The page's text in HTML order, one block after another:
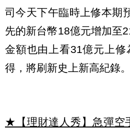
司今天下午臨時上修本期
先的新台幣18億元增加至
金額也由上看31億元上
得，將刷新史上新高紀錄。
★【理財達人秀】急彈空